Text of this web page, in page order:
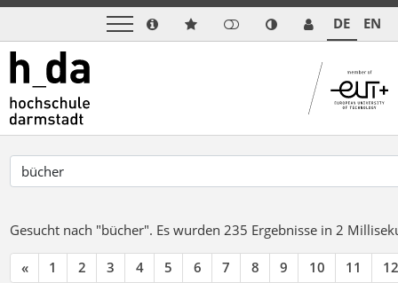
DE EN
Gesucht nach "bücher". Es wurden 235 Ergebnisse in 2
« 1 2 3 4 5 6 7 8 9 10 11 12